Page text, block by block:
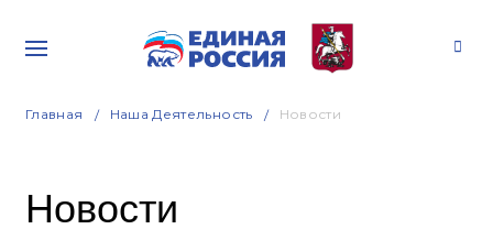
Главная Наша Деятельность Новости
Новости